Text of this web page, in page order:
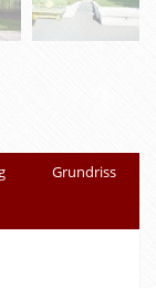
Grundriss